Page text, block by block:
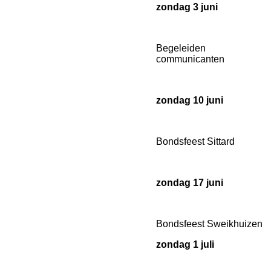
zondag 3 juni
Begeleiden
communicanten
zondag 10 juni
Bondsfeest Sittard
zondag 17 juni
Bondsfeest Sweikhuizen
zondag 1 juli